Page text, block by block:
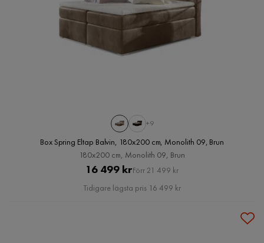
+9
Box Spring Eltap Balvin, 180x200 cm, Monolith 09, Brun
180x200 cm, Monolith 09, Brun
Pris
16 499 krOriginal
Pris
Förr 21 499 kr
Tidigare lägsta pris 16 499 kr